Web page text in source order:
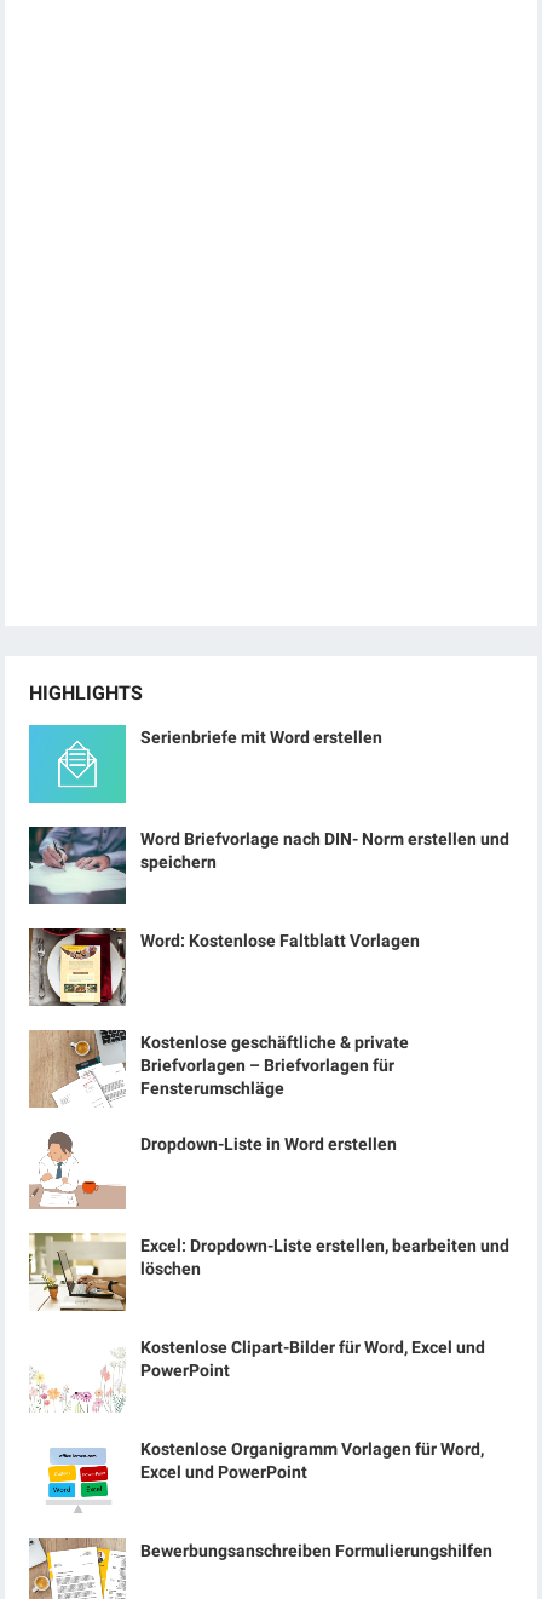
HIGHLIGHTS
Serienbriefe mit Word erstellen
Word Briefvorlage nach DIN- Norm erstellen und
speichern
Word: Kostenlose Faltblatt Vorlagen
Kostenlose geschäftliche & private
Briefvorlagen – Briefvorlagen für
Fensterumschläge
Dropdown-Liste in Word erstellen
Excel: Dropdown-Liste erstellen, bearbeiten und
löschen
Kostenlose Clipart-Bilder für Word, Excel und
PowerPoint
Kostenlose Organigramm Vorlagen für Word,
Excel und PowerPoint
Bewerbungsanschreiben Formulierungshilfen